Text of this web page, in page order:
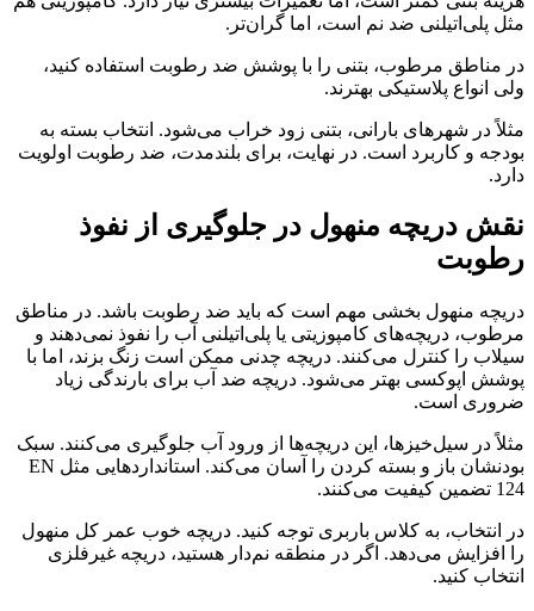
مثل پلی‌اتیلنی ضد نم است، اما گران‌تر.
در مناطق مرطوب، بتنی را با پوشش ضد رطوبت استفاده کنید،
ولی انواع پلاستیکی بهترند.
مثلاً در شهرهای بارانی، بتنی زود خراب می‌شود. انتخاب بسته به
بودجه و کاربرد است. در نهایت، برای بلندمدت، ضد رطوبت اولویت
دارد.
نقش دریچه منهول در جلوگیری از نفوذ
رطوبت
دریچه منهول بخشی مهم است که باید ضد رطوبت باشد. در مناطق
مرطوب، دریچه‌های کامپوزیتی یا پلی‌اتیلنی آب را نفوذ نمی‌دهند و
سیلاب را کنترل می‌کنند. دریچه چدنی ممکن است زنگ بزند، اما با
پوشش اپوکسی بهتر می‌شود. دریچه ضد آب برای بارندگی زیاد
ضروری است.
مثلاً در سیل‌خیزها، این دریچه‌ها از ورود آب جلوگیری می‌کنند. سبک
بودنشان باز و بسته کردن را آسان می‌کند. استانداردهایی مثل EN
124 تضمین کیفیت می‌کنند.
در انتخاب، به کلاس باربری توجه کنید. دریچه خوب عمر کل منهول
را افزایش می‌دهد. اگر در منطقه نم‌دار هستید، دریچه غیرفلزی
انتخاب کنید.